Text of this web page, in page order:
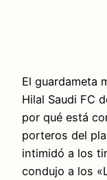
El guardameta
Hilal Saudi FC
por qué está
porteros del
intimidó a los
condujo a los